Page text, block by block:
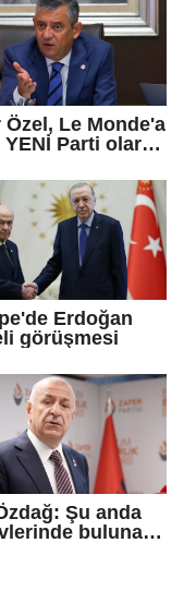
Özel, Le Monde'a
YENİ Parti olarak
Erdoğan
görüşmesi
Şu anda
bulunan